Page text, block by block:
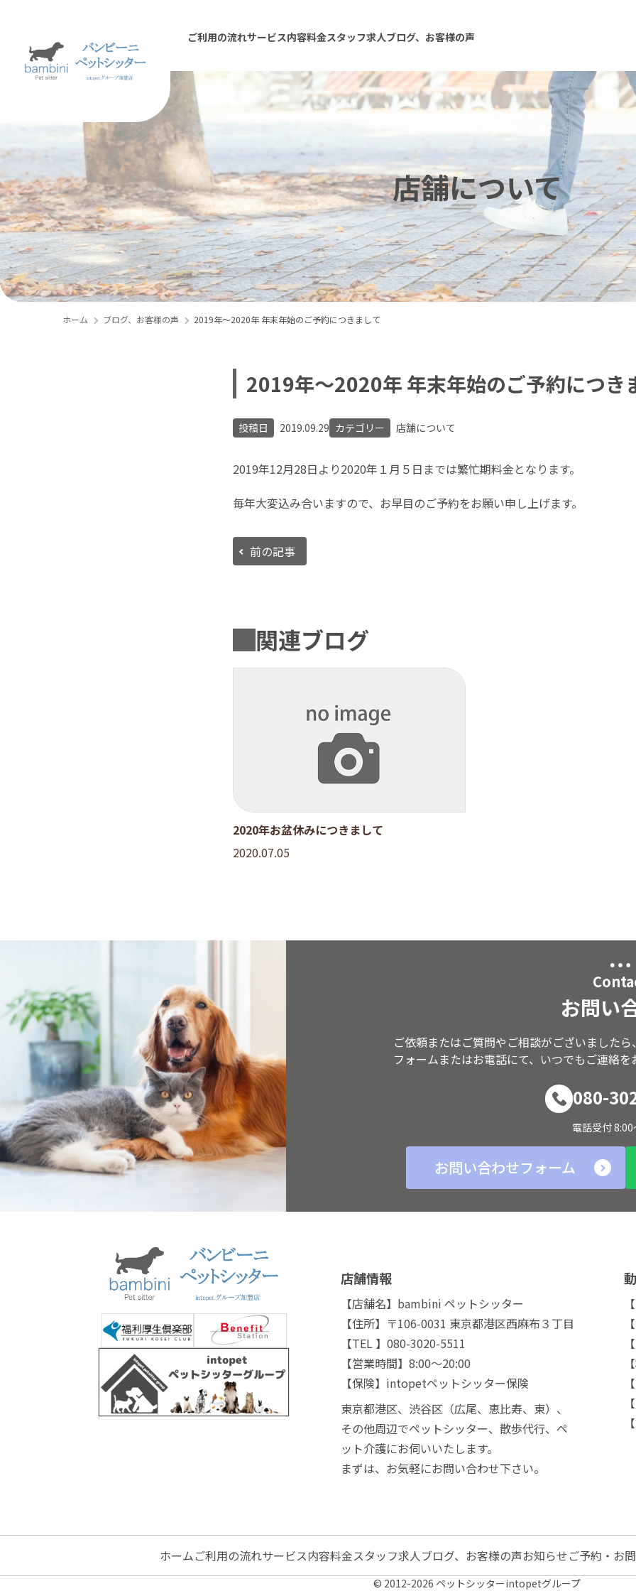
ご利用の流れサービス内容料金スタッフ求人ブログ、お客様の声
店舗について
ホーム ブログ、お客様の声 2019年〜2020年 年末年始のご予約につきまして
2019年〜2020年 年末年始のご予約につき
投稿日 2019.09.29 カテゴリー 店舗について
2019年12月28日より2020年１月５日までは繁忙期料金となります。
毎年大変込み合いますので、お早目のご予約をお願い申し上げます。
前の記事
関連ブログ
2020年お盆休みにつきまして
2020.07.05
お問い
ご依頼またはご質問やご相談がございました
フォームまたはお電話にて、いつでもご連絡を
080-
電話受付
お問い合わせフォーム
店舗情報
【店舗名】bambini ペットシッター
【住所】〒106-0031 東京都港区西麻布３丁目
【TEL 】080-3020-5511
【営業時間】8:00～20:00
【保険】intopetペットシッター保険
東京都港区、渋谷区（広尾、恵比寿、東）、
その他周辺でペットシッター、散歩代行、ペ
ット介護にお伺いいたします。
まずは、お気軽にお問い合わせ下さい。
ホームご利用の流れサービス内容料金スタッフ求人ブログ、お客様の声お知らせご予約・お
© 2012-2026 ペットシッターintopetグループ